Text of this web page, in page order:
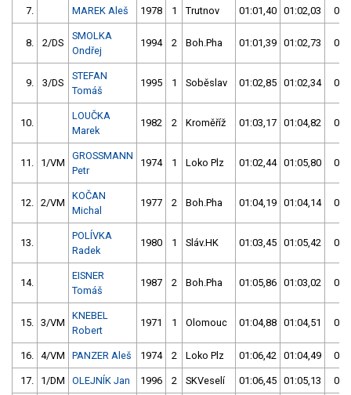
7. MAREK Aleš 1978 1 Trutnov 01:01,40 01:02,03
8. 2/DS
SMOLKA
Ondřej
1994 2 Boh.Pha 01:01,39 01:02,73
9. 3/DS
STEFAN
Tomáš
1995 1 Soběslav 01:02,85 01:02,34
10.
LOUČKA
Marek
1982 2 Kroměříž 01:03,17 01:04,82
11. 1/VM
GROSSMANN
Petr
1974 1 Loko Plz 01:02,44 01:05,80
12. 2/VM
KOČAN
Michal
1977 2 Boh.Pha 01:04,19 01:04,14
13.
POLÍVKA
Radek
1980 1 Sláv.HK 01:03,45 01:05,42
14.
EISNER
Tomáš
1987 2 Boh.Pha 01:05,86 01:03,02
15. 3/VM
KNEBEL
Robert
1971 1 Olomouc 01:04,88 01:04,51
16. 4/VM PANZER Aleš 1974 2 Loko Plz 01:06,42 01:04,49
17. 1/DM OLEJNÍK Jan 1996 2 SKVeselí 01:06,45 01:05,13